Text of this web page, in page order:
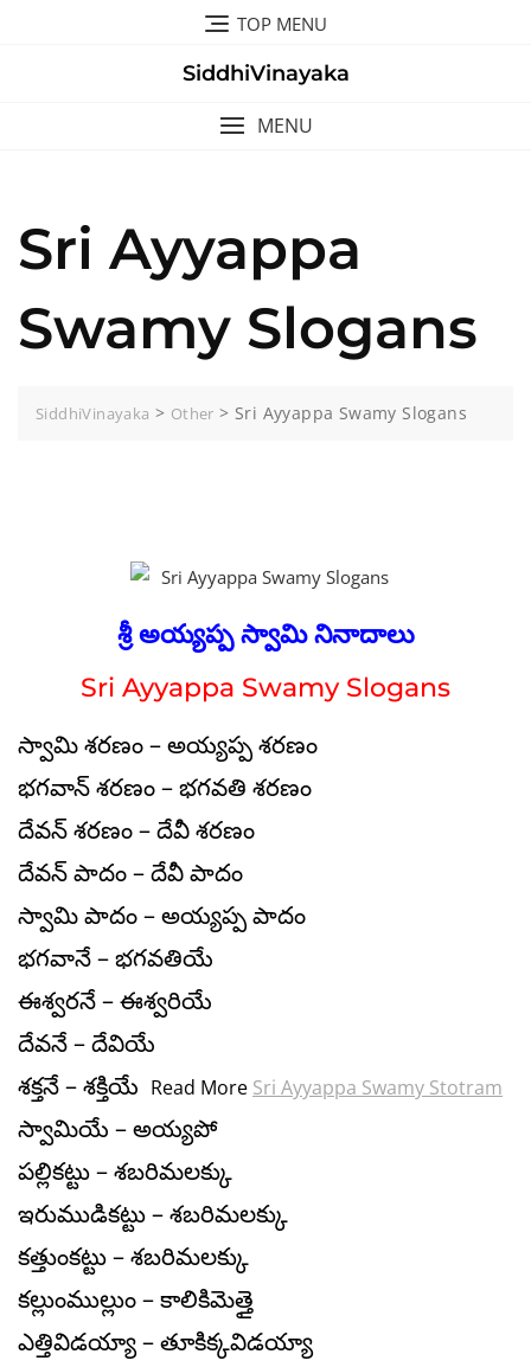
TOP MENU
SiddhiVinayaka
MENU
Sri Ayyappa
Swamy Slogans
SiddhiVinayaka > Other > Sri Ayyappa Swamy Slogans
శ్రీ అయ్యప్ప స్వామి నినాదాలు
Sri Ayyappa Swamy Slogans
స్వామి శరణం – అయ్యప్ప శరణం
భగవాన్ శరణం – భగవతి శరణం
దేవన్ శరణం – దేవీ శరణం
దేవన్ పాదం – దేవీ పాదం
స్వామి పాదం – అయ్యప్ప పాదం
భగవానే – భగవతియే
ఈశ్వరనే – ఈశ్వరియే
దేవనే – దేవియే
శక్తనే – శక్తియే Read More Sri Ayyappa Swamy Stotram
స్వామియే – అయ్యపో
పల్లికట్టు – శబరిమలక్కు
ఇరుముడికట్టు – శబరిమలక్కు
కత్తుంకట్టు – శబరిమలక్కు
కల్లుంముల్లుం – కాలికిమెత్తై
ఎత్తివిడయ్యా – తూకిక్కవిడయ్యా